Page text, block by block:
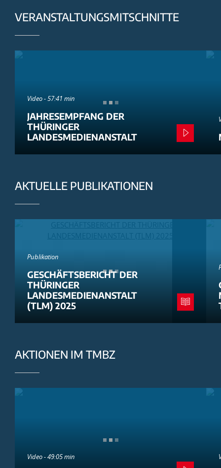
VERANSTALTUNGSMITSCHNITTE
Video - 57:41 min
JAHRESEMPFANG DER
THÜRINGER
LANDESMEDIENANSTALT
AKTUELLE PUBLIKATIONEN
Publikation
GESCHÄFTSBERICHT DER
THÜRINGER
LANDESMEDIENANSTALT
(TLM) 2025
AKTIONEN IM TMBZ
Video - 49:05 min